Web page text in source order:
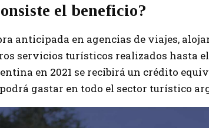
el beneficio?
anticipada en agencias de viajes,
servicios turísticos realizados hasta el
en 2021 se recibirá un crédito
gastar en todo el sector turístico